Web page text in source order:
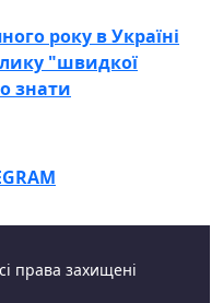
року в Україні
"швидкої
знати
права захищені